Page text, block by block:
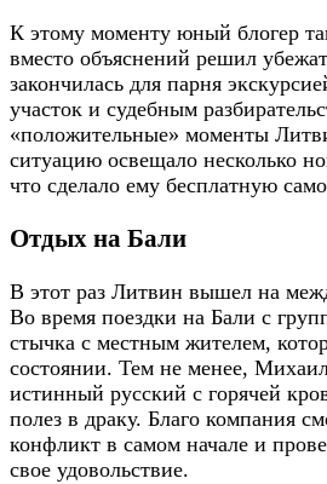
К этому моменту юный блогер
вместо объяснений решил
закончилась для парня
участок и судебным
«положительные» моменты
ситуацию освещало несколько
что сделало ему бесплатную
Отдых на Бали
В этот раз Литвин вышел на
Во время поездки на Бали с
стычка с местным жителем,
состоянии. Тем не менее,
истинный русский с горячей
полез в драку. Благо компания
конфликт в самом начале и
свое удовольствие.